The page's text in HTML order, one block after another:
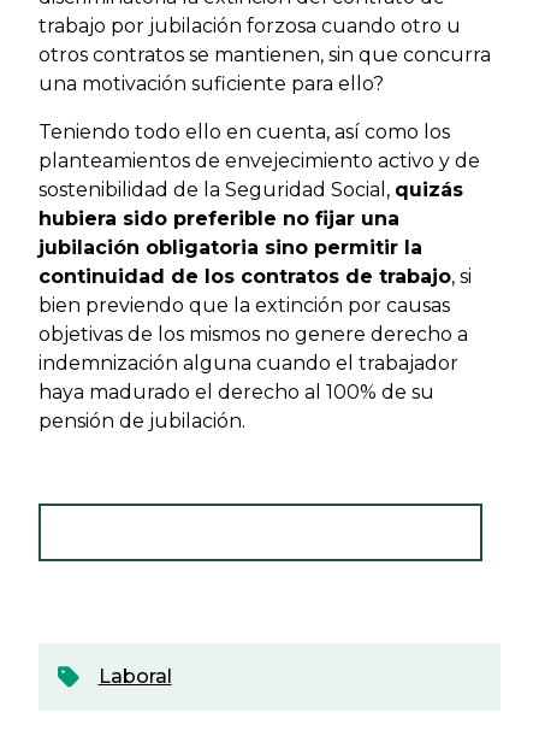
trabajo por jubilación forzosa cuando otro u
otros contratos se mantienen, sin que concurra
una motivación suficiente para ello?
Teniendo todo ello en cuenta, así como los
planteamientos de envejecimiento activo y de
sostenibilidad de la Seguridad Social, quizás
hubiera sido preferible no fijar una
jubilación obligatoria sino permitir la
continuidad de los contratos de trabajo, si
bien previendo que la extinción por causas
objetivas de los mismos no genere derecho a
indemnización alguna cuando el trabajador
haya madurado el derecho al 100% de su
pensión de jubilación.
Laboral